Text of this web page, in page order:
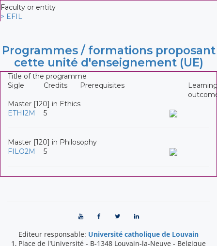
Faculty or entity
> EFIL
Programmes / formations proposant
cette unité d'enseignement (UE)
Title of the programme
Sigle
Credits Prerequisites
Master [120] in Ethics
ETHI2M
5
Master [120] in Philosophy
FILO2M
5
Editeur responsable: Université catholique de Louvain
1, Place de l'Université - B-1348 Louvain-la-Neuve - Belgique